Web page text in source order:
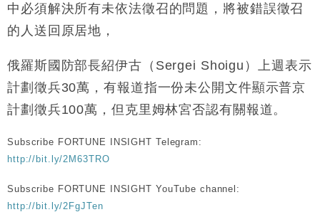
中必須解決所有未依法徵召的問題，將被錯誤徵召
的人送回原居地，
俄羅斯國防部長紹伊古（Sergei Shoigu）上週表示
計劃徵兵30萬，有報道指一份未公開文件顯示普京
計劃徵兵100萬，但克里姆林宮否認有關報道。
Subscribe FORTUNE INSIGHT Telegram:
http://bit.ly/2M63TRO
Subscribe FORTUNE INSIGHT YouTube channel:
http://bit.ly/2FgJTen